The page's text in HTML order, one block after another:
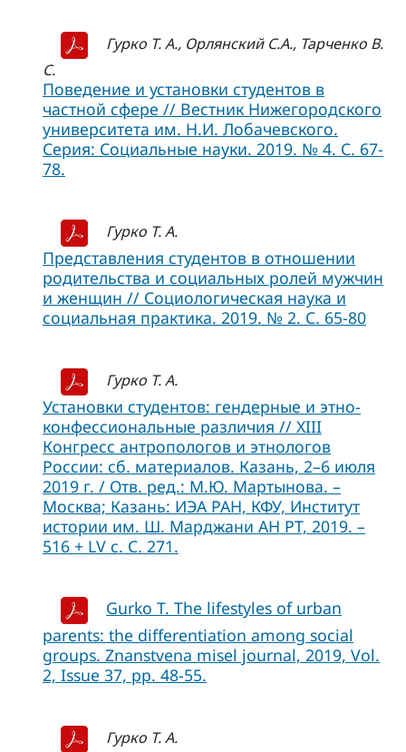
Гурко Т. А., Орлянский С.А., Тарченко В.
С.
Поведение и установки студентов в
частной сфере // Вестник Нижегородского
университета им. Н.И. Лобачевского.
Серия: Социальные науки. 2019. № 4. С. 67-
78.
Гурко Т. А.
Представления студентов в отношении
родительства и социальных ролей мужчин
и женщин // Социологическая наука и
социальная практика. 2019. № 2. С. 65-80
Гурко Т. А.
Установки студентов: гендерные и этно-
конфессиональные различия // XIII
Конгресс антропологов и этнологов
России: сб. материалов. Казань, 2–6 июля
2019 г. / Отв. ред.: М.Ю. Мартынова. –
Москва; Казань: ИЭА РАН, КФУ, Институт
истории им. Ш. Марджани АН РТ, 2019. –
516 + LV с. C. 271.
Gurko T. The lifestyles of urban
parents: the differentiation among social
groups. Znanstvena misel journal, 2019, Vol.
2, Issue 37, pp. 48-55.
Гурко Т. А.